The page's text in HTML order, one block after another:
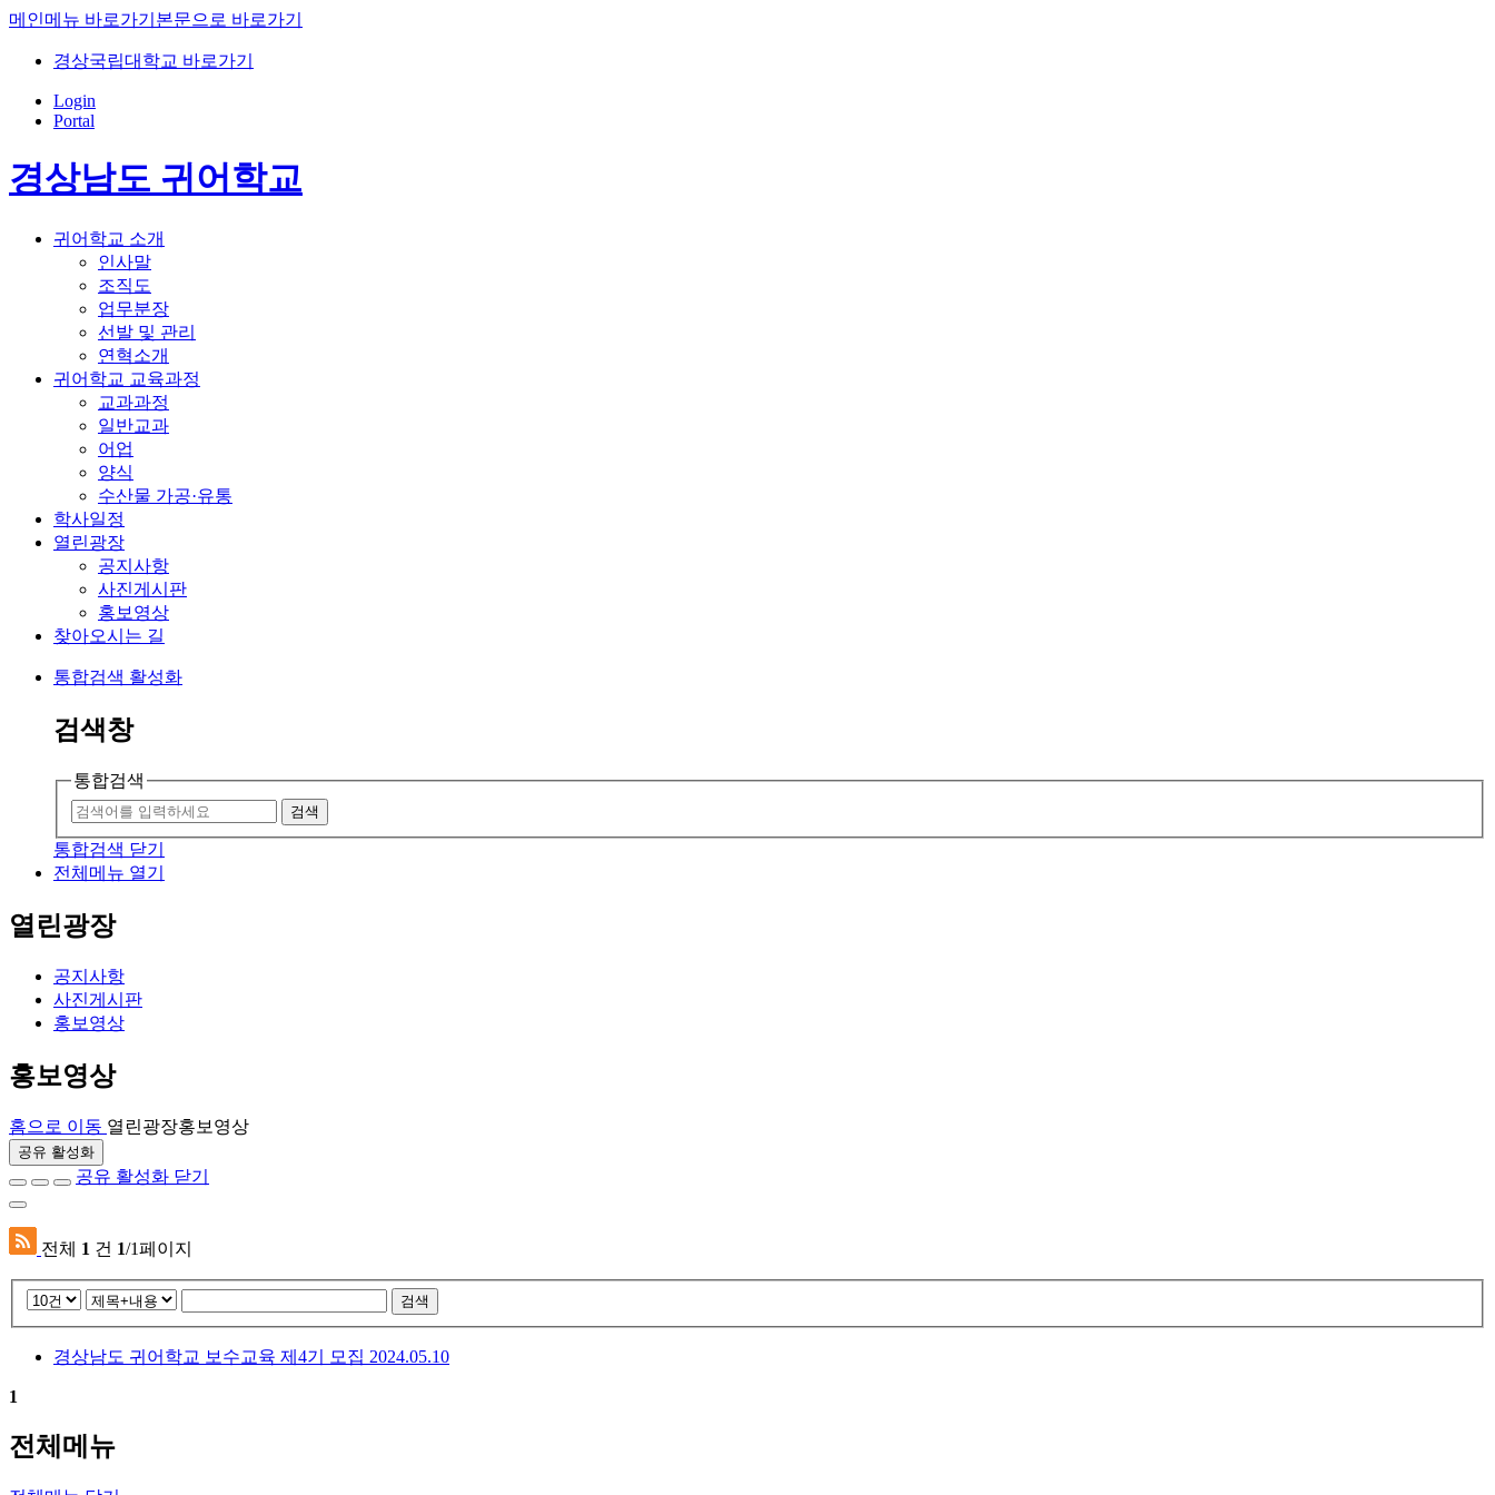
메인메뉴 바로가기 본문으로 바로가기
경상국립대학교 바로가기
Login
Portal
경상남도 귀어학교
귀어학교 소개
인사말
조직도
업무분장
선발 및 관리
연혁소개
귀어학교 교육과정
교과과정
일반교과
어업
양식
수산물 가공·유통
학사일정
열린광장
공지사항
사진게시판
홍보영상
찾아오시는 길
통합검색 활성화
검색창
통합검색
검색
통합검색 닫기
전체메뉴 열기
열린광장
공지사항
사진게시판
홍보영상
홍보영상
홈으로 이동 열린광장홍보영상
공유 활성화
공유 활성화 닫기
전체 1 건 1/1페이지
검색
경상남도 귀어학교 보수교육 제4기 모집 2024.05.10
1
전체메뉴